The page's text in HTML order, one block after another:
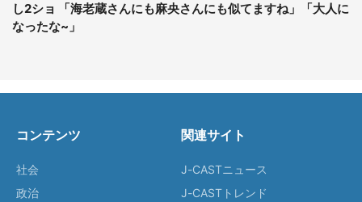
し2ショ 「海老蔵さんにも麻央さんにも似てますね」「大人に
なったな~」
コンテンツ
社会
政治
関連サイト
J-CASTニュース
J-CASTトレンド